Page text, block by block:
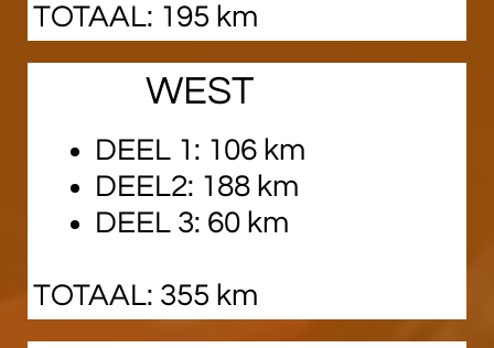
TOTAAL: 195 km
WEST
DEEL 1: 106 km
DEEL2: 188 km
DEEL 3: 60 km
TOTAAL: 355 km